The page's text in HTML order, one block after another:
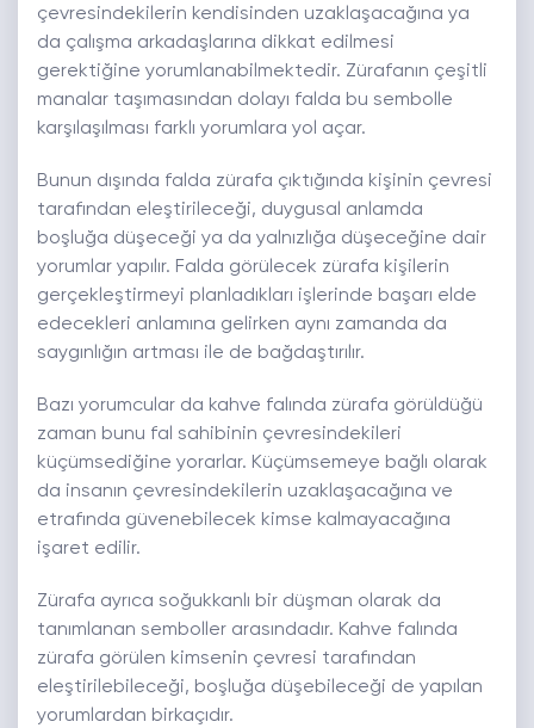
çevresindekilerin kendisinden uzaklaşacağına ya
da çalışma arkadaşlarına dikkat edilmesi
gerektiğine yorumlanabilmektedir. Zürafanın çeşitli
manalar taşımasından dolayı falda bu sembolle
karşılaşılması farklı yorumlara yol açar.
Bunun dışında falda zürafa çıktığında kişinin çevresi
tarafından eleştirileceği, duygusal anlamda
boşluğa düşeceği ya da yalnızlığa düşeceğine dair
yorumlar yapılır. Falda görülecek zürafa kişilerin
gerçekleştirmeyi planladıkları işlerinde başarı elde
edecekleri anlamına gelirken aynı zamanda da
saygınlığın artması ile de bağdaştırılır.
Bazı yorumcular da kahve falında zürafa görüldüğü
zaman bunu fal sahibinin çevresindekileri
küçümsediğine yorarlar. Küçümsemeye bağlı olarak
da insanın çevresindekilerin uzaklaşacağına ve
etrafında güvenebilecek kimse kalmayacağına
işaret edilir.
Zürafa ayrıca soğukkanlı bir düşman olarak da
tanımlanan semboller arasındadır. Kahve falında
zürafa görülen kimsenin çevresi tarafından
eleştirilebileceği, boşluğa düşebileceği de yapılan
yorumlardan birkaçıdır.